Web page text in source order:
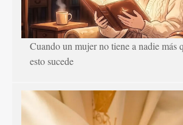
Cuando un mujer no tiene a nadie
esto sucede